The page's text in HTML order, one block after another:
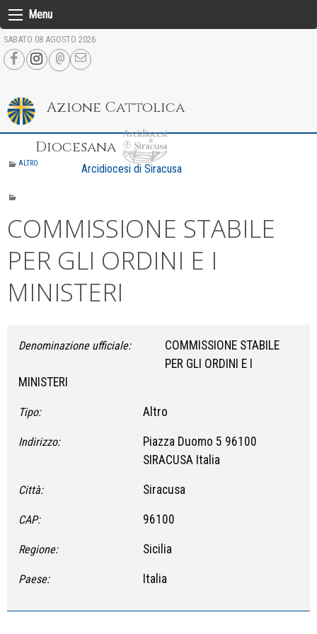
Skip
to
content
Menu
SABATO 08 AGOSTO 2026
Azione Cattolica
Diocesana
Arcidiocesi di Siracusa
ALTRO
COMMISSIONE STABILE
PER GLI ORDINI E I
MINISTERI
Denominazione ufficiale:
COMMISSIONE STABILE
PER GLI ORDINI E I
MINISTERI
Tipo: Altro
Indirizzo:
Piazza Duomo 5 96100
SIRACUSA Italia
Città: Siracusa
CAP: 96100
Regione: Sicilia
Paese: Italia